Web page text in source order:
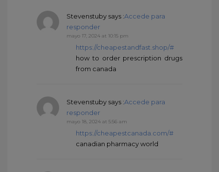
Stevenstuby says :Accede para
responder
mayo 17, 2024 at 10:15 pm
https://cheapestandfast.shop/#
how to order prescription drugs
from canada
Stevenstuby says :Accede para
responder
mayo 18, 2024 at 5:56 am
https://cheapestcanada.com/#
canadian pharmacy world